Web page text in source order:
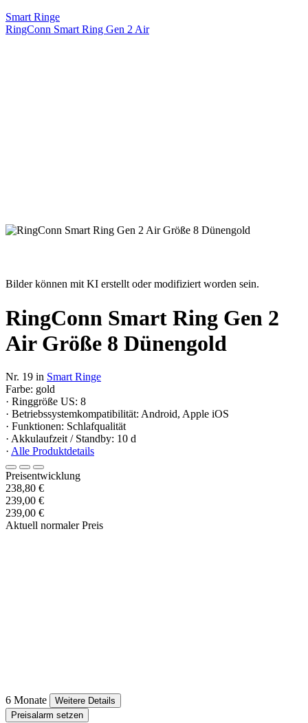
Smart Ringe
RingConn Smart Ring Gen 2 Air
Bilder können mit KI erstellt oder modifiziert worden sein.
RingConn Smart Ring Gen 2
Air Größe 8 Dünengold
Nr. 19 in Smart Ringe
Farbe: gold
· Ringgröße US: 8
· Betriebssystemkompatibilität: Android, Apple iOS
· Funktionen: Schlafqualität
· Akkulaufzeit / Standby: 10 d
· Alle Produktdetails
Preisentwicklung
238,80 €
239,00 €
239,00 €
Aktuell normaler Preis
6 Monate
Weitere Details
Preisalarm setzen